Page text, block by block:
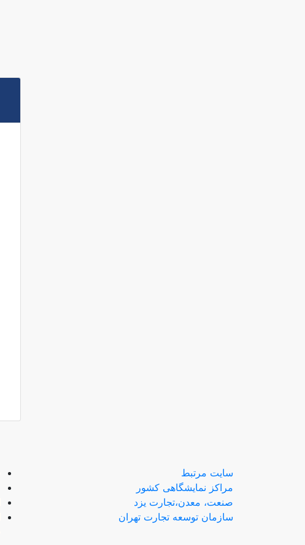
سایت مرتبط
مراکز نمایشگاهی کشور
صنعت، معدن،تجارت یزد
سازمان توسعه تجارت تهران